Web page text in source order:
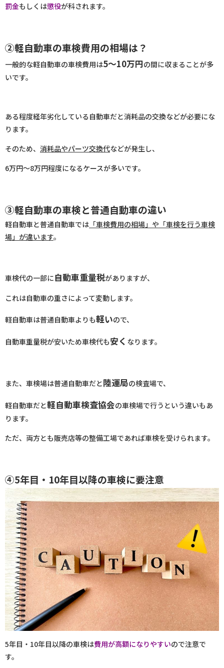
罰金もしくは懲役が科されます。
②軽自動車の車検費用の相場は？
一般的な軽自動車の車検費用は5～10万円の間に収まることが多
いです。
ある程度経年劣化している自動車だと消耗品の交換などが必要にな
ります。
そのため、 消耗品やパーツ交換代などが発生し、
6万円〜8万円程度になるケースが多いです。
③軽自動車の車検と普通自動車の違い
軽自動車と普通自動車では 「車検費用の相場」や「車検を行う車検
場」が違います。
車検代の一部に自動車重量税がありますが、
これは自動車の重さによって変動します。
軽自動車は普通自動車よりも軽いので、
自動車重量税が安いため車検代も安く なります。
また、車検場は普通自動車だと陸運局の検査場で、
軽自動車だと軽自動車検査協会の車検場で行うという違いもあ
ります。
ただ、両方とも販売店等の整備工場であれば車検を受けられます。
④5年目・10年目以降の車検に要注意
5年目・10年目以降の車検は費用が高額になりやすいので注意で
す。